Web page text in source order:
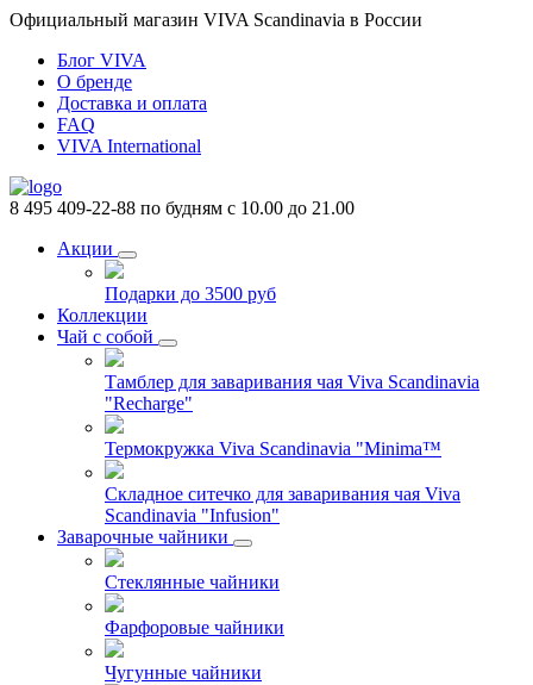
Официальный магазин VIVA Scandinavia в России
Блог VIVA
О бренде
Доставка и оплата
FAQ
VIVA International
8 495 409-22-88 по будням с 10.00 до 21.00
Акции
Подарки до 3500 руб
Коллекции
Чай с собой
Тамблер для заваривания чая Viva Scandinavia
"Recharge"
Термокружка Viva Scandinavia "Minima™
Складное ситечко для заваривания чая Viva
Scandinavia "Infusion"
Заварочные чайники
Стеклянные чайники
Фарфоровые чайники
Чугунные чайники